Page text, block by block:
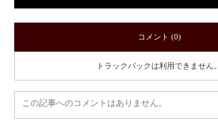
コメント (0)
トラックバックは利用できません。
この記事へのコメントはありません。